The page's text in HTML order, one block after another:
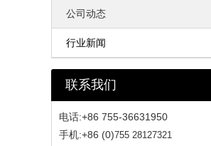
公司动态
行业新闻
联系我们
电话:+86 755-36631950
手机:+86 (0)755 28127321